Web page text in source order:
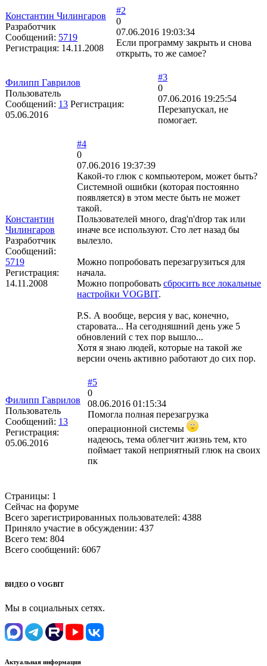
Константин Чилингаров
Разработчик
Сообщений: 5719
Регистрация: 14.11.2008
#2
0
07.06.2016 19:03:34
Если программу закрыть и снова
открыть, то же самое?
Филипп Гаврилов
Пользователь
Сообщений: 13 Регистрация:
05.06.2016
#3
0
07.06.2016 19:25:54
Перезапускал, не
помогает.
Константин
Чилингаров
Разработчик
Сообщений:
5719
Регистрация:
14.11.2008
#4
0
07.06.2016 19:37:39
Какой-то глюк с компьютером, может быть?
Системной ошибки (которая постоянно
появляется) в этом месте быть не может
такой.
Пользователей много, drag'n'drop так или
иначе все используют. Сто лет назад бы
вылезло.
Можно попробовать перезагрузиться для
начала.
Можно попробовать сбросить все локальные
настройки VOGBIT.
P.S. А вообще, версия у вас, конечно,
старовата... На сегодняшний день уже 5
обновлений с тех пор вышло...
Хотя я знаю людей, которые на такой же
версии очень активно работают до сих пор.
Филипп Гаврилов
Пользователь
Сообщений: 13
Регистрация:
05.06.2016
#5
0
08.06.2016 01:15:34
Помогла полная перезагрузка
операционной системы
надеюсь, тема облегчит жизнь тем, кто
поймает такой неприятный глюк на своих
пк
Страницы: 1
Сейчас на форуме
Всего зарегистрированных пользователей: 4388
Приняло участие в обсуждении: 437
Всего тем: 804
Всего сообщений: 6067
ВИДЕО О VOGBIT
Мы в социальных сетях.
Актуальная информация